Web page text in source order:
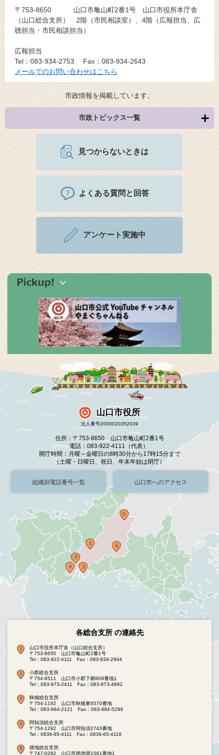
〒753-8650
山口市亀山町2番1号 山口市役所本庁舎
（山口総合支所） 2階（市民相談室）、4階（広報担当、広
聴担当・市民相談担当）
広報担当
Tel：083-934-2753
Fax：083-934-2643
メールでのお問い合わせはこちら
市政情報を掲載しています。
市政トピックス一覧
見つからないときは
よくある質問と回答
アンケート実施中
山口市役所
法人番号2000020352039
住所：〒753-8650 山口市亀山町2番1号
電話：083-922-4111（代表）
開庁時間：月曜～金曜日の8時30分から17時15分まで
（土曜・日曜日、祝日、年末年始は閉庁）
組織別電話番号一覧 山口市へのアクセス
各総合支所 の連絡先
山口市役所本庁舎（山口総合支所）
〒753-8650 山口市亀山町2番1号
Tel：083-922-4111
Fax：083-934-2944
小郡総合支所
〒754-8511 山口市小郡下郷609番地1
Tel：083-973-2411
Fax：083-973-4892
秋穂総合支所
〒754-1192 山口市秋穂東6570番地
Tel：083-984-2121
Fax：083-984-5299
阿知須総合支所
〒754-1292 山口市阿知須2743番地
Tel：0836-65-4111
Fax：0836-65-4116
徳地総合支所
〒747-0292 山口市徳地堀1561番地1